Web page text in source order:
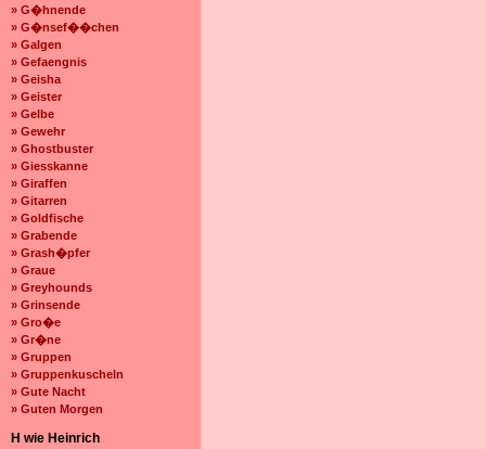
» G�hnende
» G�nsef��chen
» Galgen
» Gefaengnis
» Geisha
» Geister
» Gelbe
» Gewehr
» Ghostbuster
» Giesskanne
» Giraffen
» Gitarren
» Goldfische
» Grabende
» Grash�pfer
» Graue
» Greyhounds
» Grinsende
» Gro�e
» Gr�ne
» Gruppen
» Gruppenkuscheln
» Gute Nacht
» Guten Morgen
H wie Heinrich